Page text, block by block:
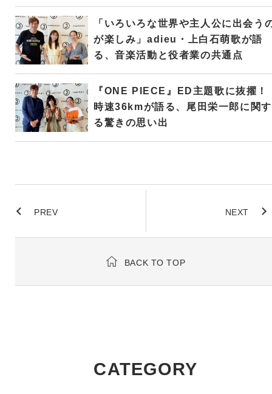
「いろいろな世界や主人公に出会う
が楽しみ」adieu・上白石萌歌が語
る、音楽活動と役者業の共通点
『ONE PIECE』ED主題歌に抜擢！
時速36kmが語る、尾田栄一郎に関す
る驚きの思い出
PREV NEXT
BACK TO TOP
CATEGORY